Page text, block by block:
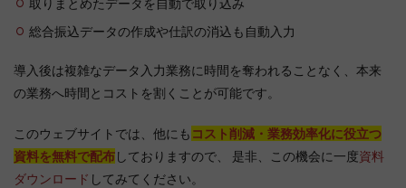
取りまとめたデータを自動で取り込み
総合振込データの作成や仕訳の消込も自動入力
導入後は複雑なデータ入力業務に時間を奪われることなく、本来
の業務へ時間とコストを割くことが可能です。
このウェブサイトでは、他にも コスト削減・業務効率化に役立つ
資料を無料で配布しておりますので、 是非、この機会に一度資料
ダウンロード してみてください。